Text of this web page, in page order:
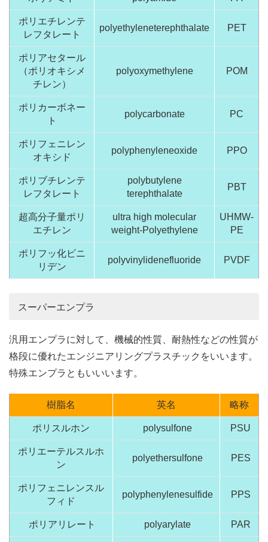
ポリエチレンテ
レフタレート
polyethyleneterephthalate PET
ポリアセタール
（ポリオキシメ
チレン）
polyoxymethylene POM
ポリカーボネー
ト
polycarbonate PC
ポリフェニレン
オキシド
polyphenyleneoxide PPO
ポリブチレンテ
レフタレート
polybutylene
terephthalate
PBT
超高分子量ポリ
エチレン
ultra high molecular
weight-Polyethylene
UHMW-
PE
ポリフッ化ビニ
リデン
polyvinylidenefluoride PVDF
スーパーエンプラ
汎用エンプラに対して、機械的性質、耐熱性などの性質が
格段に優れたエンジニアリングプラスチックをいいます。
特殊エンプラともいいいます。
樹脂名 英名 略称
ポリスルホン polysulfone PSU
ポリエーテルスルホ
ン
polyethersulfone PES
ポリフェニレンスル
フィド
polyphenylenesulfide PPS
ポリアリレート polyarylate PAR